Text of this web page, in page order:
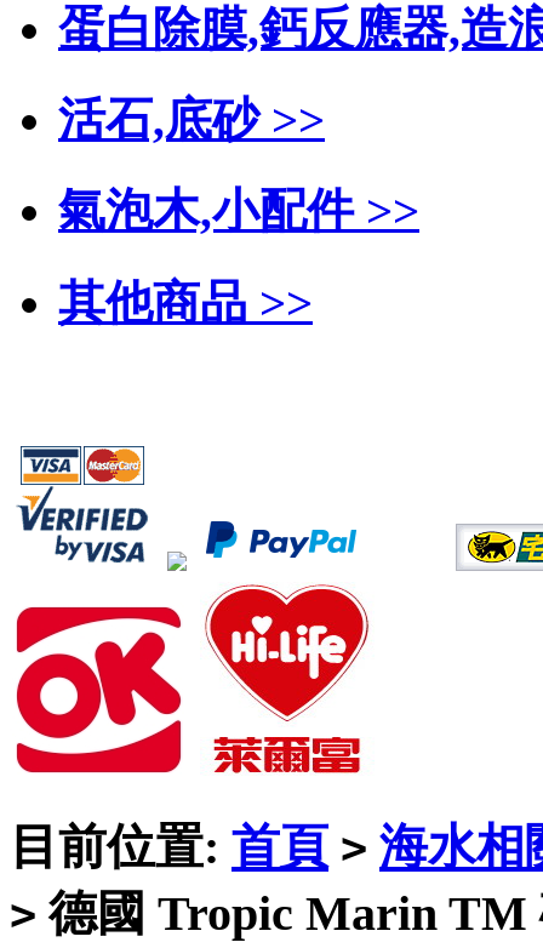
蛋白除膜,鈣反應器,造
活石,底砂 >>
氣泡木,小配件 >>
其他商品 >>
目前位置: 首頁 > 海水相
> 德國 Tropic Marin TM